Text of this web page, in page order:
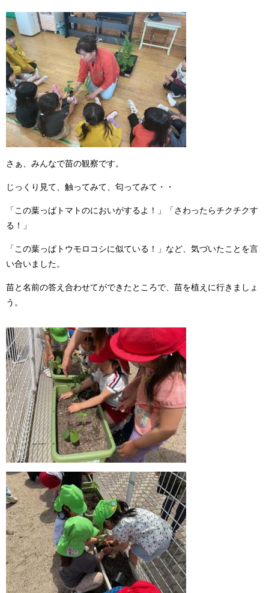
さぁ、みんなで苗の観察です。
じっくり見て、触ってみて、匂ってみて・・
「この葉っぱトマトのにおいがするよ！」「さわったらチクチクす
る！」
「この葉っぱトウモロコシに似ている！」など、気づいたことを言
い合いました。
苗と名前の答え合わせてができたところで、苗を植えに行きましょ
う。